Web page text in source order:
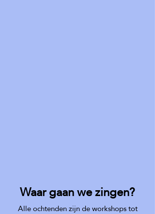
Waar gaan we zingen?
Alle ochtenden zijn de workshops tot